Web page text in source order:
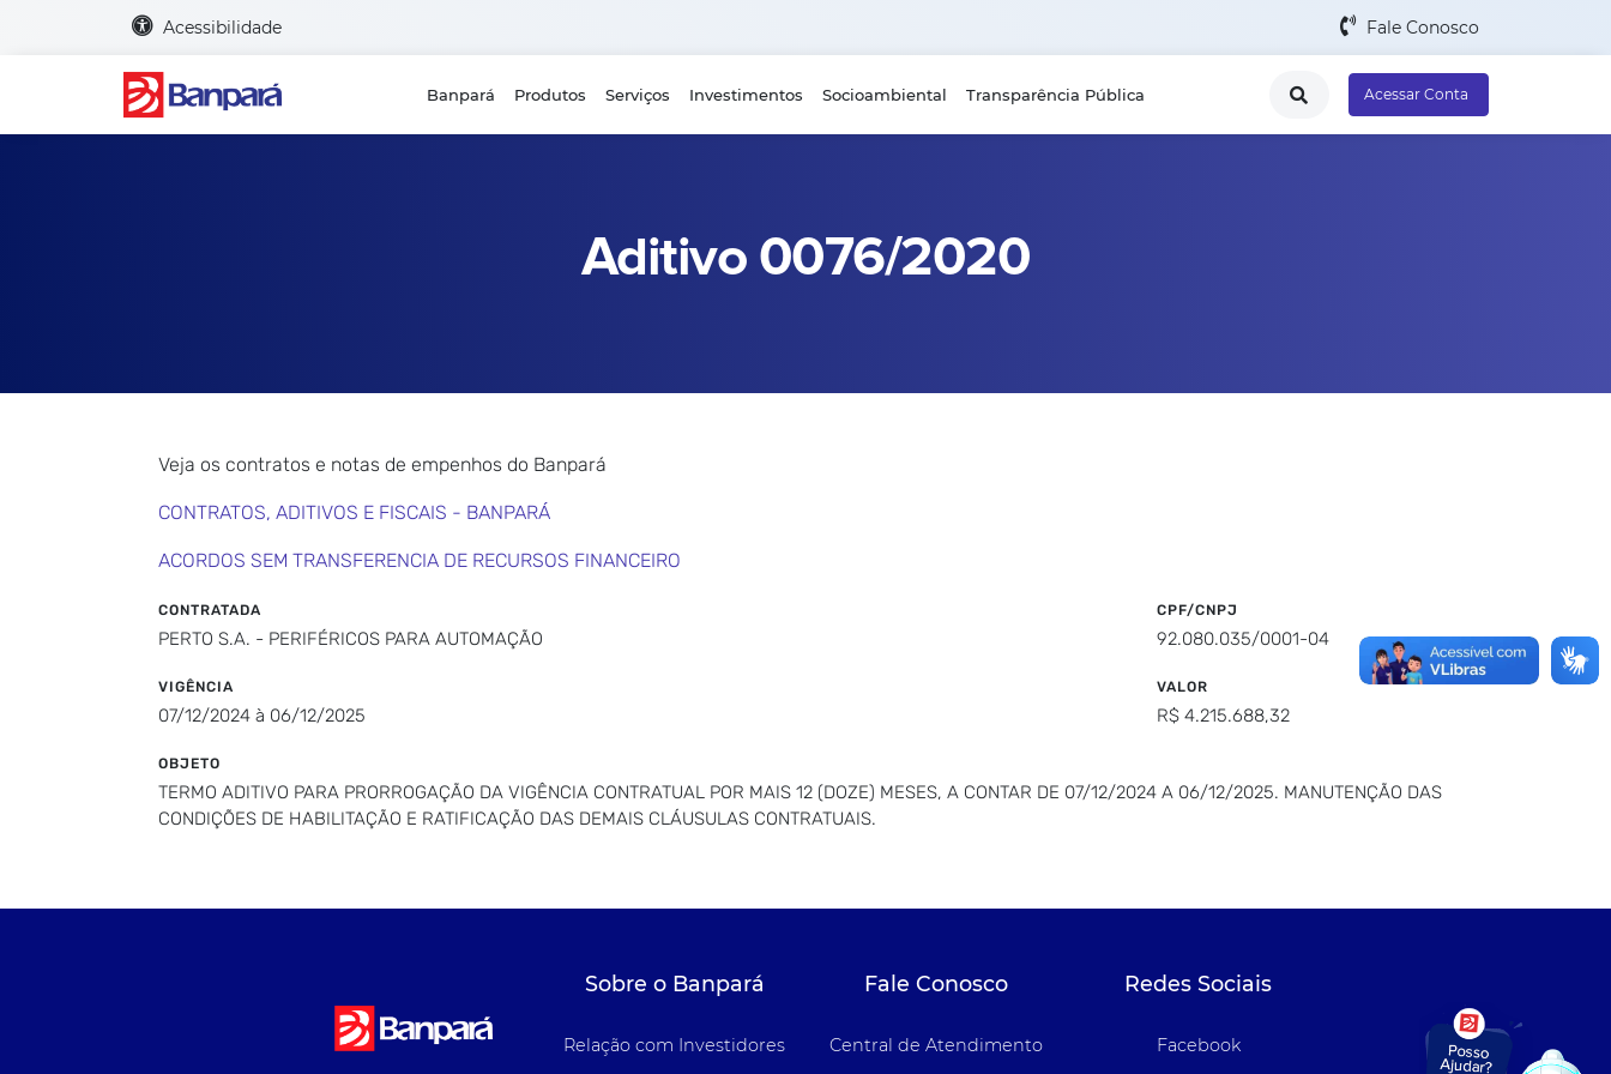
Acessibilidade Fale Conosco
Banpará Produtos Serviços Investimentos Socioambiental Transparência Pública Acessar Conta
Aditivo 0076/2020
Veja os contratos e notas de empenhos do Banpará
CONTRATOS, ADITIVOS E FISCAIS - BANPARÁ
ACORDOS SEM TRANSFERENCIA DE RECURSOS FINANCEIRO
CONTRATADA
PERTO S.A. - PERIFÉRICOS PARA AUTOMAÇÃO
CPF/CNPJ
92.080.035/0001-04
VIGÊNCIA
07/12/2024 à 06/12/2025
VALOR
R$ 4.215.688,32
OBJETO
TERMO ADITIVO PARA PRORROGAÇÃO DA VIGÊNCIA CONTRATUAL POR MAIS 12 (DOZE) MESES, A CONTAR DE 07/12/2024 A 06/12/2025. MANUTENÇÃO DAS
CONDIÇÕES DE HABILITAÇÃO E RATIFICAÇÃO DAS DEMAIS CLÁUSULAS CONTRATUAIS.
Sobre o Banpará
Relação com Investidores
Fale Conosco
Central de Atendimento
Redes Sociais
Facebook